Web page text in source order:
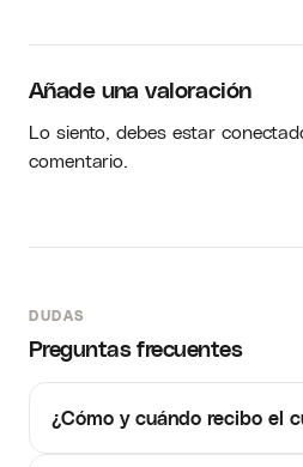
Añade una valoración
Lo siento, debes estar
comentario.
DUDAS
Preguntas frecuentes
¿Cómo y cuándo recibo el